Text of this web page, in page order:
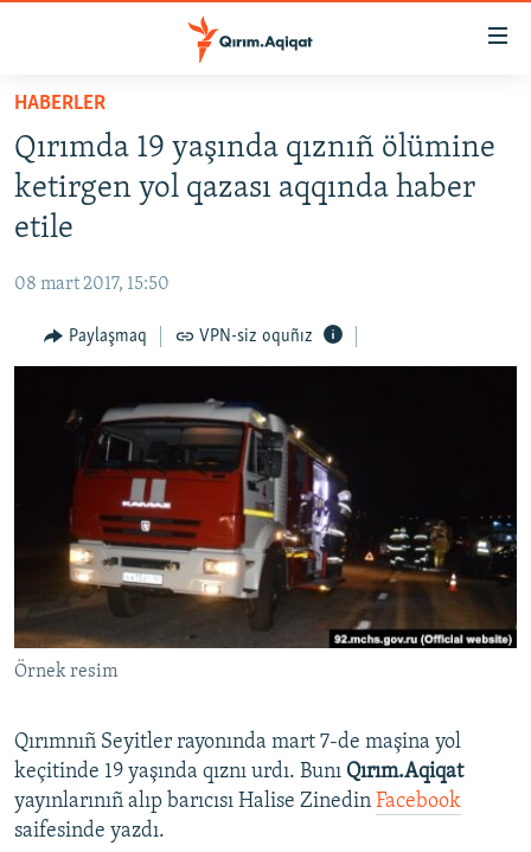
Esas
qaytmaq
Baş
navigatsiyağa
qaytmaq
Qıdıruvğa
HABERLER
SİYASET
İQTİSADİYAT
MEDENİYET
İNSAN AQLARI
SÜRET
BLOGLAR
Русский
Українською
QOŞULIÑIZ!
RFE/RS bütün saytları
HABERLER
Qırımda 19 yaşında qıznıñ ölümine
ketirgen yol qazası aqqında haber
etile
08 mart 2017, 15:50
Paylaşmaq VPN-siz oquñız
Örnek resim
Qırımnıñ Seyitler rayonında mart 7-de maşina yol
keçitinde 19 yaşında qıznı urdı. Bunı Qırım.Aqiqat
yayınlarınıñ alıp barıcısı Halise Zinedin Facebook
saifesinde yazdı.